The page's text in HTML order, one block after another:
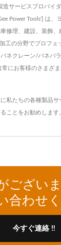
造サービスプロバイ
Power Tools'] は、
修理、建設、装飾、
工の分野でプロフェ
ネクレーン/バネバ
常にお客様のさまざ
私たちの各種製品サ
ことをお勧めします
ござい
合わせ
今すぐ連絡 !!